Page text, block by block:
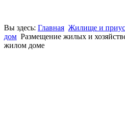
Вы здесь: Главная Жилище и
дом Размещение жилых и
жилом доме